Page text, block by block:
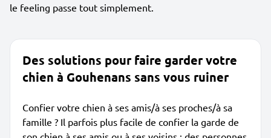
le feeling passe tout simplement.
Des solutions pour faire garder votre
chien à Gouhenans sans vous ruiner
Confier votre chien à ses amis/à ses proches/à sa
famille ? Il parfois plus facile de confier la garde de